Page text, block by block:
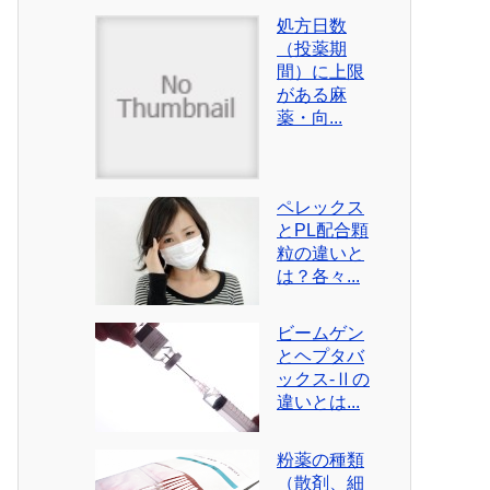
処方日数
（投薬期
間）に上限
がある麻
薬・向...
ペレックス
とPL配合顆
粒の違いと
は？各々...
ビームゲン
とヘプタバ
ックス-Ⅱの
違いとは...
粉薬の種類
（散剤、細